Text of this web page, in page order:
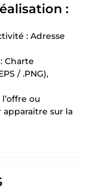
:
: Adresse
Charte
/ .PNG),
ou
sur la